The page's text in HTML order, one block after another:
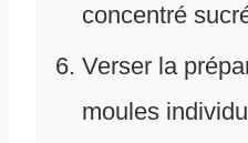
concentré
Verser la
moules